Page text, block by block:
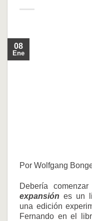
08
Ene
Por Wolfgang
Debería
expansión es un
una edición
Fernando en el